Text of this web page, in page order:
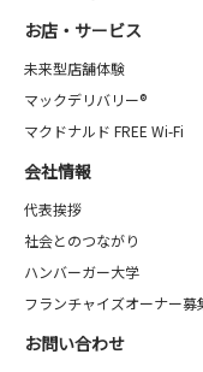
お店・サービス
未来型店舗体験
マックデリバリー®
マクドナルド FREE Wi-Fi
会社情報
代表挨拶
社会とのつながり
ハンバーガー大学
フランチャイズオーナー募
お問い合わせ